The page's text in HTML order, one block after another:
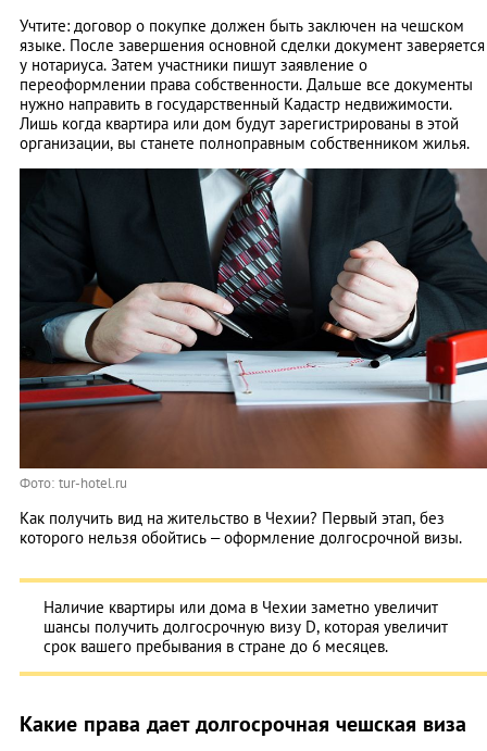
Учтите: договор о покупке должен быть заключен на чешском
языке. После завершения основной сделки документ заверяется
у нотариуса. Затем участники пишут заявление о
переоформлении права собственности. Дальше все документы
нужно направить в государственный Кадастр недвижимости.
Лишь когда квартира или дом будут зарегистрированы в этой
организации, вы станете полноправным собственником жилья.
Фото: tur-hotel.ru
Как получить вид на жительство в Чехии? Первый этап, без
которого нельзя обойтись – оформление долгосрочной визы.
Наличие квартиры или дома в Чехии заметно увеличит
шансы получить долгосрочную визу D, которая увеличит
срок вашего пребывания в стране до 6 месяцев.
Какие права дает долгосрочная чешская виза